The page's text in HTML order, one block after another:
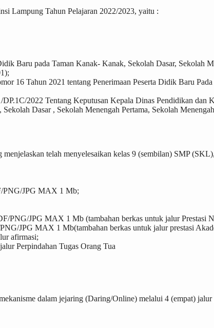
Lampung Tahun Pelajaran 2022/2023, yaitu :
Baru pada Taman Kanak- Kanak, Sekolah Dasar, Sekolah
16 Tahun 2021 tentang Penerimaan Peserta Didik Baru
2022 Tentang Keputusan Kepala Dinas Pendidikan dan
Dasar , Sekolah Menengah Pertama, Sekolah
telah menyelesaikan kelas 9 (sembilan) SMP
PNG/JPG MAX 1 Mb;
PNG/JPG MAX 1 Mb (tambahan berkas untuk jalur Prestasi
JPG MAX 1 Mb(tambahan berkas untuk jalur prestasi
afirmasi;
Perpindahan Tugas Orang Tua
dalam jejaring (Daring/Online) melalui 4 (empat) jalur